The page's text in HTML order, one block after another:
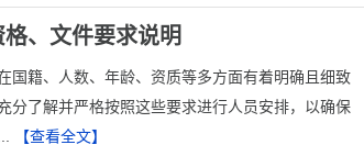
、文件要求说明
国籍、人数、年龄、资质等多方面有着明确且细致
分了解并严格按照这些要求进行人员安排，以确保
【查看全文】